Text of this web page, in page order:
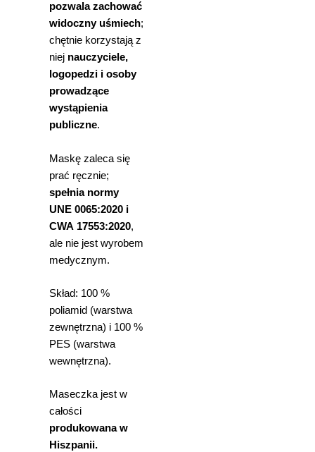
pozwala zachować
widoczny uśmiech;
chętnie korzystają z
niej nauczyciele,
logopedzi i osoby
prowadzące
wystąpienia
publiczne.
Maskę zaleca się
prać ręcznie;
spełnia normy
UNE 0065:2020 i
CWA 17553:2020,
ale nie jest wyrobem
medycznym.
Skład: 100 %
poliamid (warstwa
zewnętrzna) i 100 %
PES (warstwa
wewnętrzna).
Maseczka jest w
całości
produkowana w
Hiszpanii.